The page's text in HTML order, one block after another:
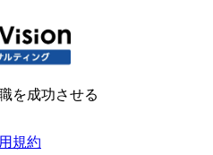
を成功させる
規約